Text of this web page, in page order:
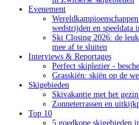
Evenement
wedstrijden en speeldata
Ski Closing 2026: de
mee af te sluiten
Interviews & Reportages
Perfect skiplezier -
Grasskiën: skiën op de
Skigebieden
Skivakantie met het
Zonneterrassen en
Top 10
5 goedkope skigebieden